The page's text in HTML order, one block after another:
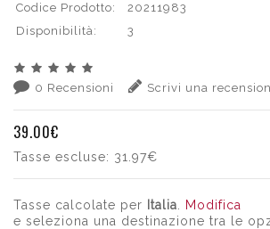
Codice Prodotto:
20211983
Disponibilità:
3
0 Recensioni Scrivi una
39.00€
Tasse escluse: 31.97€
Tasse calcolate per Italia
Modifica
e seleziona una destinazione tra le